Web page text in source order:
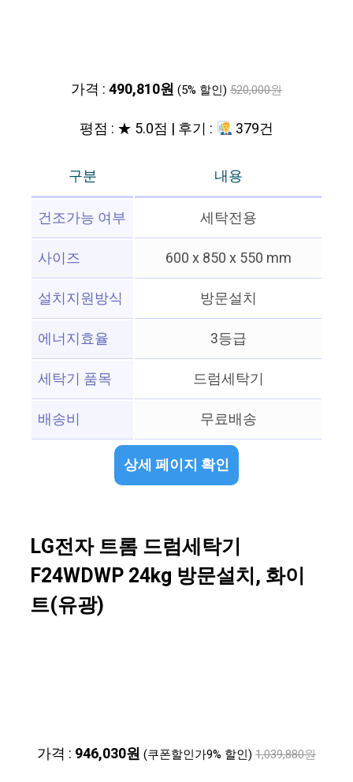
가격 :490,810원 (5% 할인) 520,000원
평점 : ★ 5.0점 | 후기 : 379건
구분
내용
건조가능 여부
세탁전용
사이즈
600 x 850 x 550 mm
설치지원방식
방문설치
에너지효율
3등급
세탁기 품목
드럼세탁기
배송비
무료배송
상세 페이지 확인
LG전자 트롬 드럼세탁기
F24WDWP 24kg 방문설치, 화이
트(유광)
가격 : 946,030원 (쿠폰할인가9% 할인) 1,039,880원